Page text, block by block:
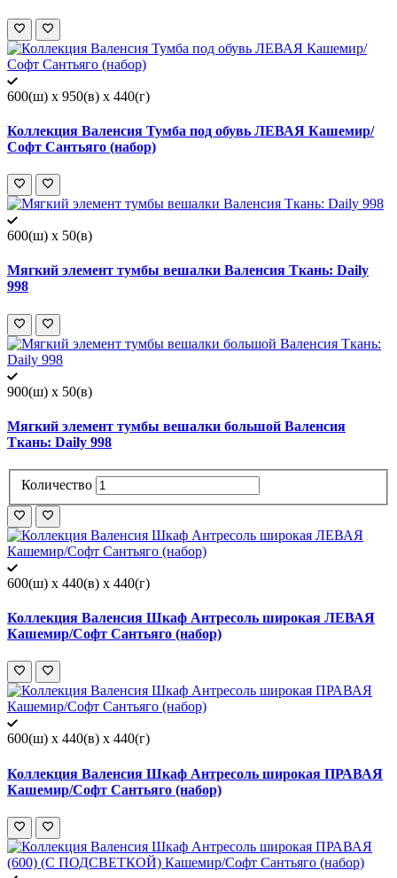
600(ш) x 950(в) x 440(г)
Коллекция Валенсия Тумба под обувь ЛЕВАЯ Кашемир/
Софт Сантьяго (набор)
600(ш) x 50(в)
Мягкий элемент тумбы вешалки Валенсия Ткань: Daily
998
900(ш) x 50(в)
Мягкий элемент тумбы вешалки большой Валенсия
Ткань: Daily 998
Количество
600(ш) x 440(в) x 440(г)
Коллекция Валенсия Шкаф Антресоль широкая ЛЕВАЯ
Кашемир/Софт Сантьяго (набор)
600(ш) x 440(в) x 440(г)
Коллекция Валенсия Шкаф Антресоль широкая ПРАВАЯ
Кашемир/Софт Сантьяго (набор)